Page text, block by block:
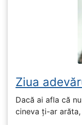
Ziua
Dacă ai afla că
cineva ți-ar